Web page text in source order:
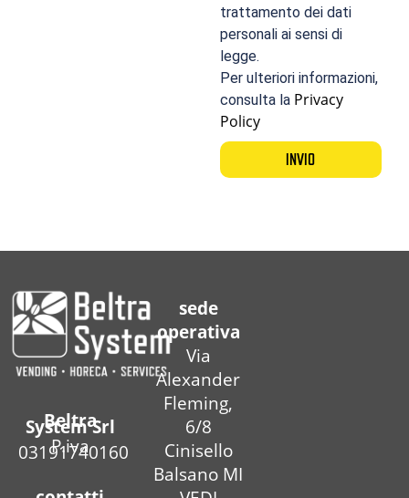
trattamento dei dati
personali ai sensi di
legge.
Per ulteriori informazioni,
consulta la Privacy
Policy
INVIO
Beltra
System Srl
P.iva
03191740160
sede
operativa
Via
Alexander
Fleming,
6/8
Cinisello
Balsano MI